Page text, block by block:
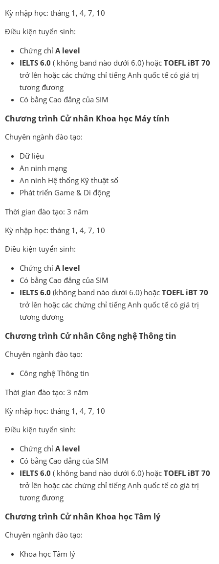
Kỳ nhập học: tháng 1, 4, 7, 10
Điều kiện tuyển sinh:
Chứng chỉ A level
IELTS 6.0 ( không band nào dưới 6.0) hoặc TOEFL iBT 70
trở lên hoặc các chứng chỉ tiếng Anh quốc tế có giá trị
tương đương
Có bằng Cao đẳng của SIM
Chương trình Cử nhân Khoa học Máy tính
Chuyên ngành đào tạo:
Dữ liệu
An ninh mạng
An ninh Hệ thống Kỹ thuật số
Phát triển Game & Di động
Thời gian đào tạo: 3 năm
Kỳ nhập học: tháng 1, 4, 7, 10
Điều kiện tuyển sinh:
Chứng chỉ A level
Có bằng Cao đẳng của SIM
IELTS 6.0 (không band nào dưới 6.0) hoặc TOEFL iBT 70
trở lên hoặc các chứng chỉ tiếng Anh quốc tế có giá trị
tương đương
Chương trình Cử nhân Công nghệ Thông tin
Chuyên ngành đào tạo:
Công nghệ Thông tin
Thời gian đào tạo: 3 năm
Kỳ nhập học: tháng 1, 4, 7, 10
Điều kiện tuyển sinh:
Chứng chỉ A level
Có bằng Cao đẳng của SIM
IELTS 6.0 ( không band nào dưới 6.0) hoặc TOEFL iBT 70
trở lên hoặc các chứng chỉ tiếng Anh quốc tế có giá trị
tương đương
Chương trình Cử nhân Khoa học Tâm lý
Chuyên ngành đào tạo:
Khoa học Tâm lý